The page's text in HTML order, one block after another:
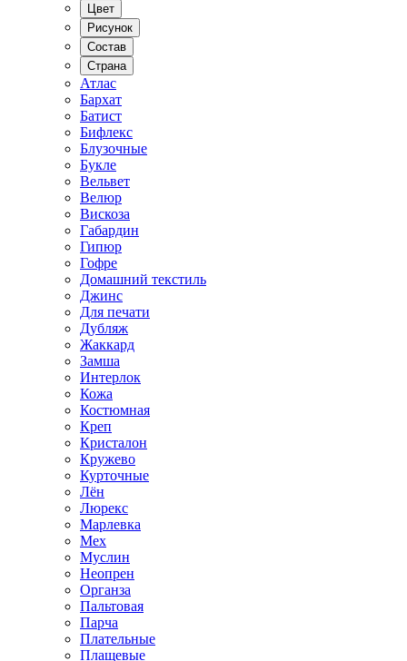
Цвет
Рисунок
Состав
Страна
Атлас
Бархат
Батист
Бифлекс
Блузочные
Букле
Вельвет
Велюр
Вискоза
Габардин
Гипюр
Гофре
Домашний текстиль
Джинс
Для печати
Дубляж
Жаккард
Замша
Интерлок
Кожа
Костюмная
Креп
Кристалон
Кружево
Курточные
Лён
Люрекс
Марлевка
Мех
Муслин
Неопрен
Органза
Пальтовая
Парча
Плательные
Плащевые